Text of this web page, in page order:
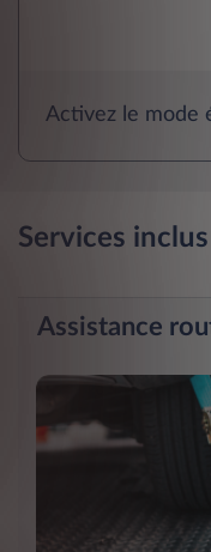
Activez le mode
Services inclus
Assistance